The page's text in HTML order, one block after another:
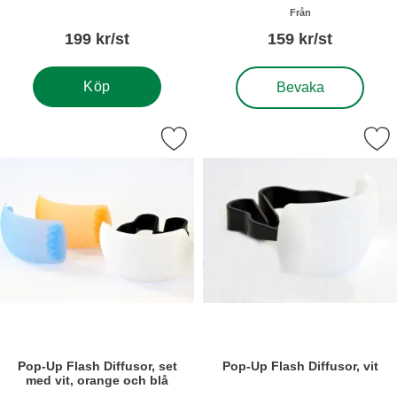
199 kr/st
Köp
Från
159 kr/st
Bevaka
, Minneskort Verbatim
Pop-Up Flash Diffusor, set
med vit, orange och blå
pop-Up Flash Diffusor, set med vit, orange och blå som favorit
Pop-Up Flash Diffusor, vit
Markera pop-Up Flash